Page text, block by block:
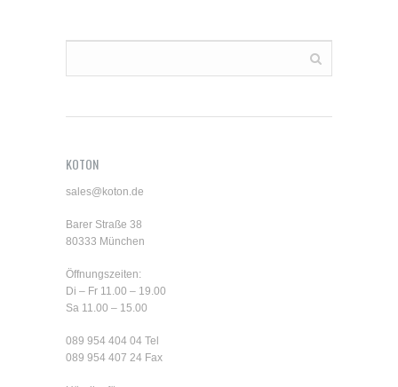
KOTON
sales@koton.de
Barer Straße 38
80333 München
Öffnungszeiten:
Di – Fr 11.00 – 19.00
Sa 11.00 – 15.00
089 954 404 04 Tel
089 954 407 24 Fax